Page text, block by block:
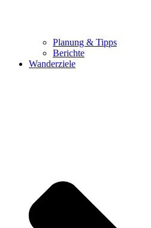
Planung & Tipps
Berichte
Wanderziele